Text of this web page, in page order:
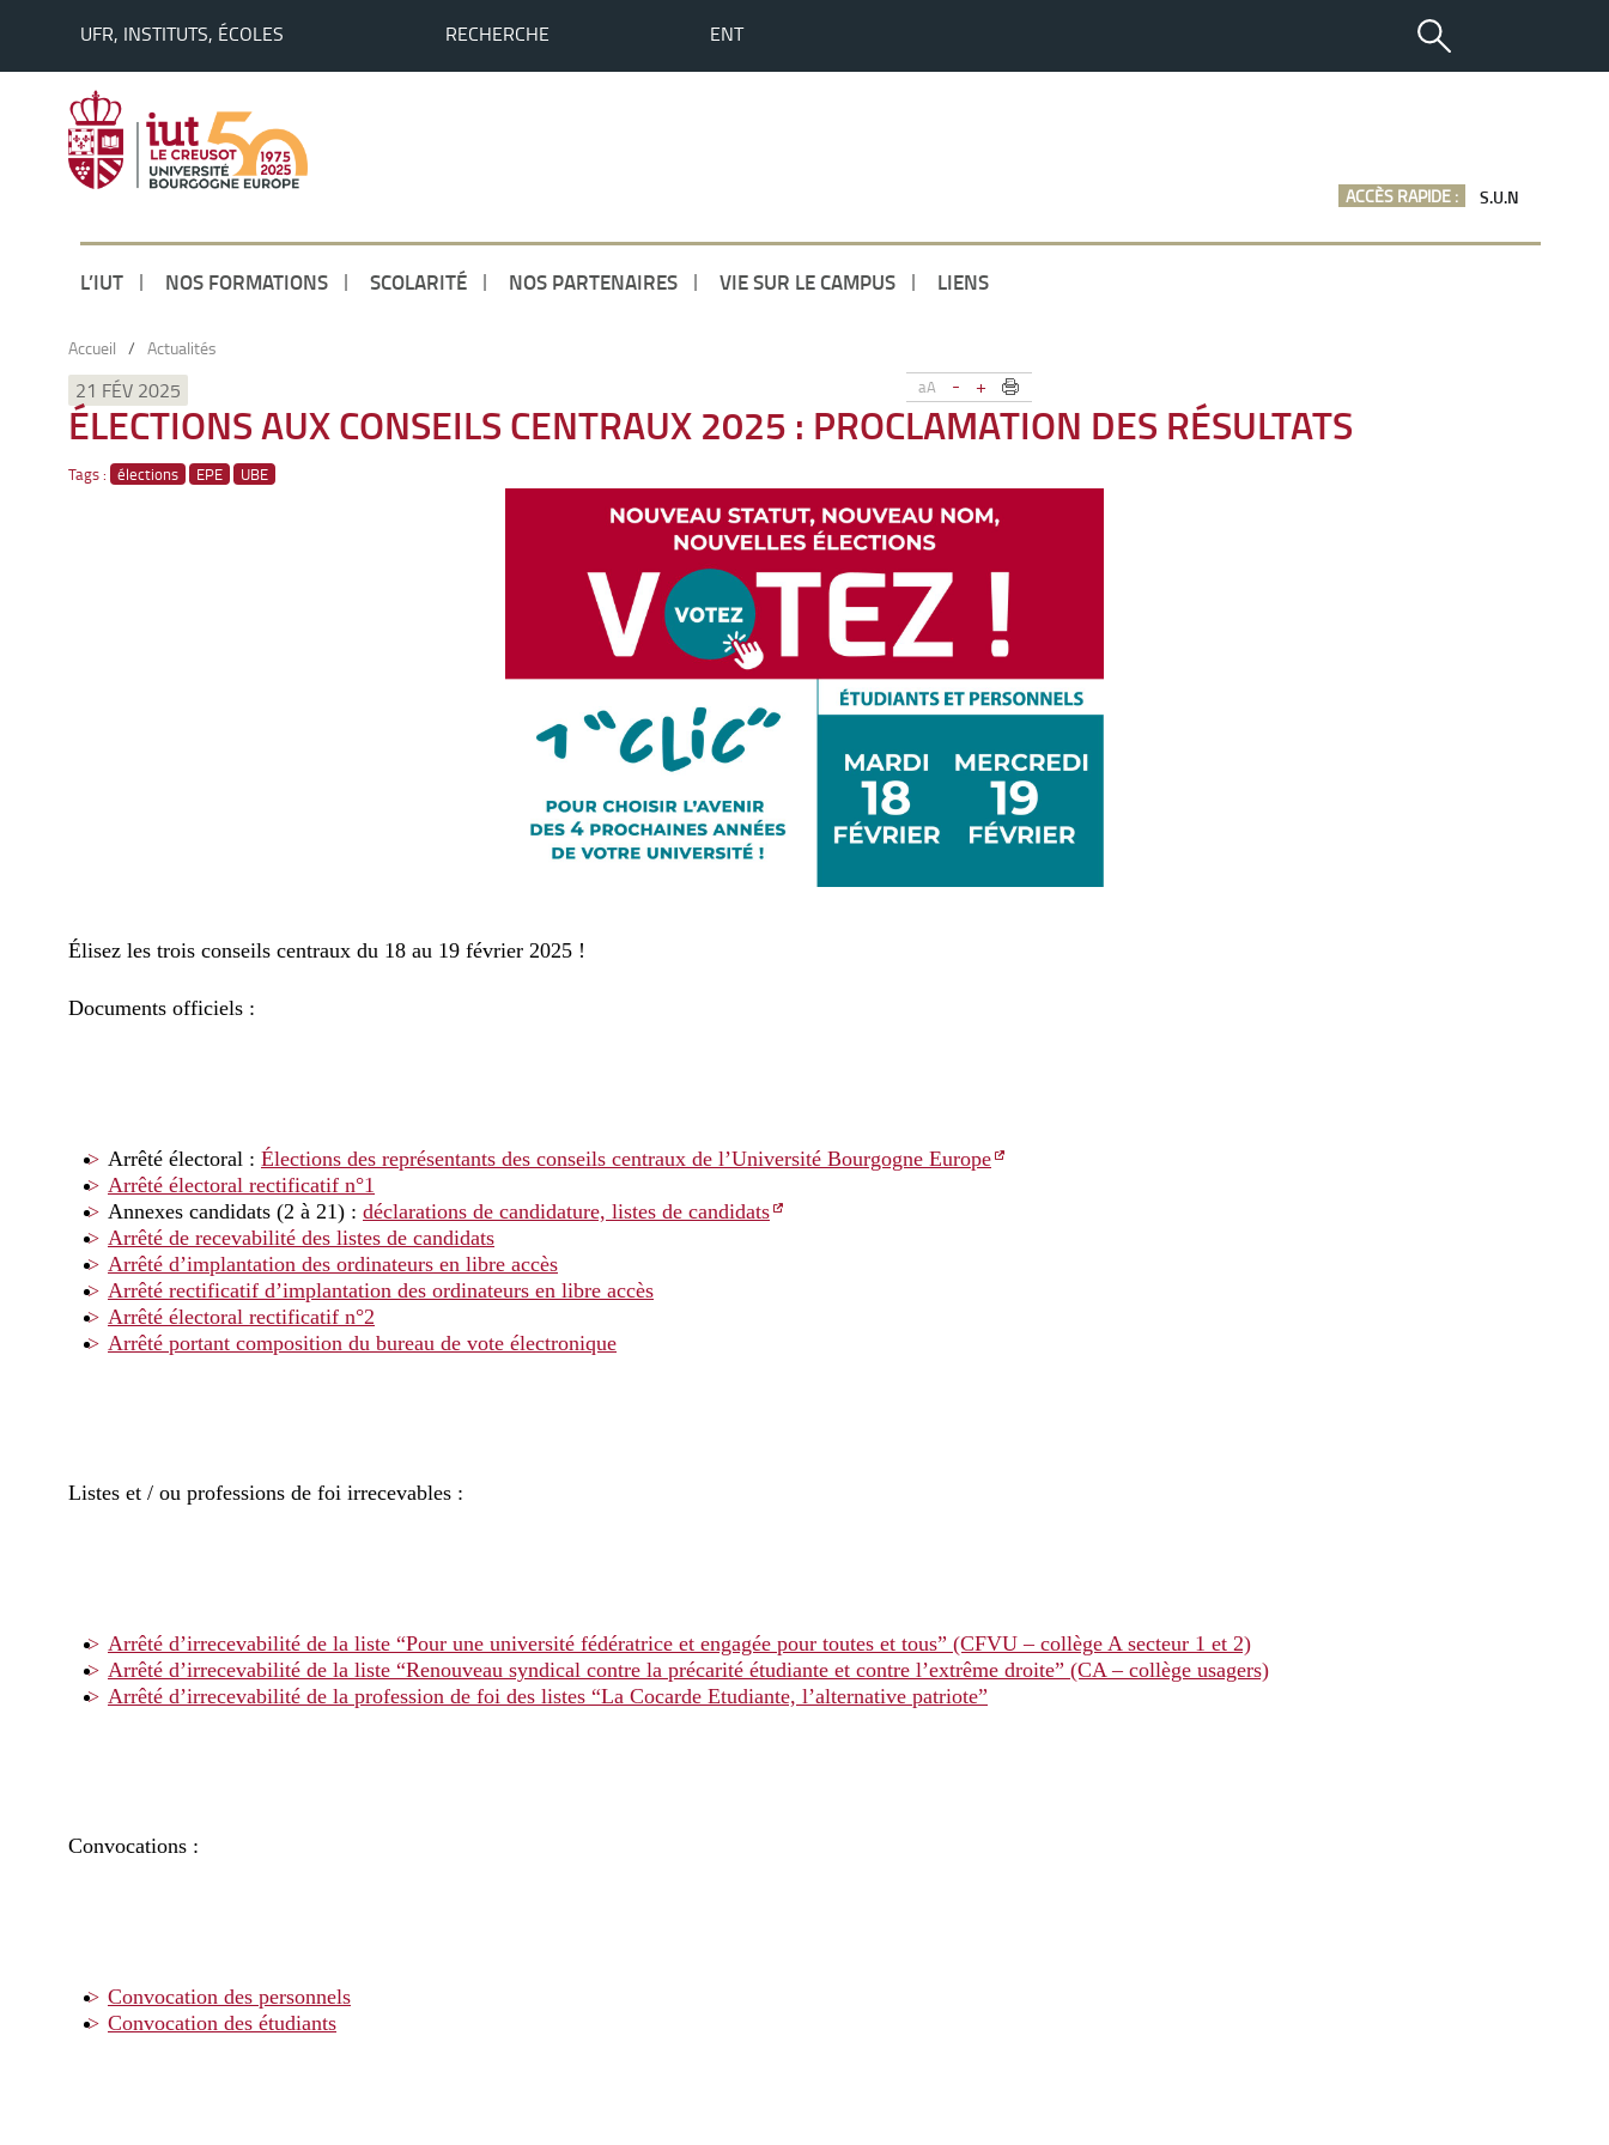
UFR, INSTITUTS, ÉCOLES RECHERCHE ENT
ACCÈS RAPIDE : S.U.N
L’IUT NOS FORMATIONS SCOLARITÉ NOS PARTENAIRES VIE SUR LE CAMPUS LIENS
Accueil / Actualités
aA - +
21 FÉV 2025
ÉLECTIONS AUX CONSEILS CENTRAUX 2025 : PROCLAMATION DES RÉSULTATS
Tags : élections EPE UBE
Élisez les trois conseils centraux du 18 au 19 février 2025 !
Documents officiels :
Arrêté électoral : Élections des représentants des conseils centraux de l’Université Bourgogne Europe
Arrêté électoral rectificatif n°1
Annexes candidats (2 à 21) : déclarations de candidature, listes de candidats
Arrêté de recevabilité des listes de candidats
Arrêté d’implantation des ordinateurs en libre accès
Arrêté rectificatif d’implantation des ordinateurs en libre accès
Arrêté électoral rectificatif n°2
Arrêté portant composition du bureau de vote électronique
Listes et / ou professions de foi irrecevables :
Arrêté d’irrecevabilité de la liste “Pour une université fédératrice et engagée pour toutes et tous” (CFVU – collège A secteur 1 et 2)
Arrêté d’irrecevabilité de la liste “Renouveau syndical contre la précarité étudiante et contre l’extrême droite” (CA – collège usagers)
Arrêté d’irrecevabilité de la profession de foi des listes “La Cocarde Etudiante, l’alternative patriote”
Convocations :
Convocation des personnels
Convocation des étudiants